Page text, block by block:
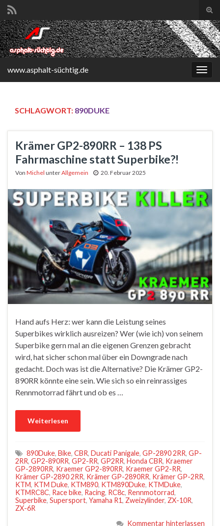
Search for:
www.asphalt-süchtig.de
SCHLAGWORT: 890DUKE
Krämer GP2-890RR – 138 PS
Fahrmaschine statt Superbike?!
Von Michel unterAllgemein 20. Februar 2025
Hand aufs Herz: wer kann die Leistung seines
Superbikes wirklich ausreizen? Wer (wie ich) von seinem
Superbike gern mal an die eigenen Grenzen gebracht
wird, hat sicher schon mal über ein Downgrade nach
gedacht. Doch was ist die Alternative? Die Krämer GP2-
890RR könnte eine sein. Wie sich so ein reinrassiges
Rennmotorrad fährt und ob es …
Weiterlesen
890Duke, Bike, CBR, Ducati Panigale, GP-2890 2RR, GP-
2RR, GP2-890RR, GP2-RR, GP2RR, Honda CBR, Kraemer
GP-2890RR, Kraemer GP2-890RR, Kraemer GP2-RR,
Krämer GP-2890 2RR, Krämer GP-2890RR, Krämer GP-2RR,
KTM, KTM Duke, KTM890, KTM890Duke, KTMDuke,
KTMRC8C, Race bike, Racing, RC8c, Rennmotorrad,
Superbike, Supersport, Yamaha R1, Zweizylinder, ZX-10R,
ZX-6R
Kommentar hinterlassen